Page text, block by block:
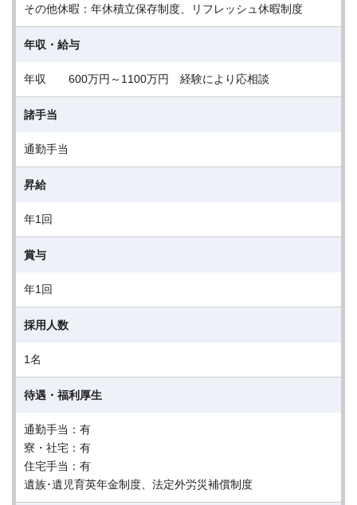
その他休暇：年休積立保存制度、リフレッシュ休暇制度
年収・給与
年収 600万円～1100万円 経験により応相談
諸手当
通勤手当
昇給
年1回
賞与
年1回
採用人数
1名
待遇・福利厚生
通勤手当：有
寮・社宅：有
住宅手当：有
遺族･遺児育英年金制度、法定外労災補償制度